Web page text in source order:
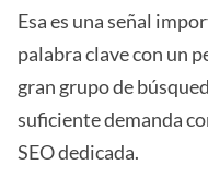
Esa es una señal
palabra clave con un
gran grupo de
suficiente demanda
SEO dedicada.